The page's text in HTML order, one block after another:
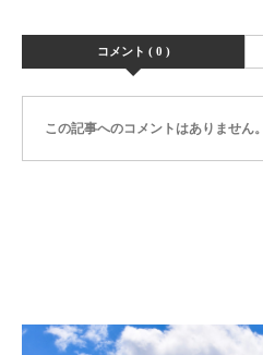
コメント ( 0 )
この記事へのコメントはありません。